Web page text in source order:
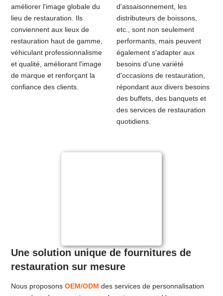
améliorer l'image globale du
lieu de restauration. Ils
conviennent aux lieux de
restauration haut de gamme,
véhiculant professionnalisme
et qualité, améliorant l'image
de marque et renforçant la
confiance des clients.
d'assaisonnement, les
distributeurs de boissons,
etc., sont non seulement
performants, mais peuvent
également s'adapter aux
besoins d'une variété
d'occasions de restauration,
répondant aux divers besoins
des buffets, des banquets et
des services de restauration
quotidiens.
Une solution unique de fournitures de
restauration sur mesure
Nous proposonsOEM/ODM des services de personnalisation